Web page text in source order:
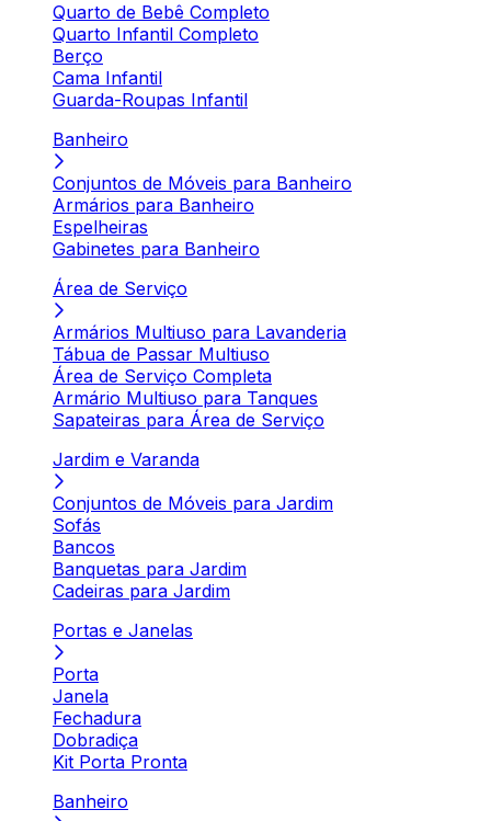
Quarto de Bebê Completo
Quarto Infantil Completo
Berço
Cama Infantil
Guarda-Roupas Infantil
Banheiro
Conjuntos de Móveis para Banheiro
Armários para Banheiro
Espelheiras
Gabinetes para Banheiro
Área de Serviço
Armários Multiuso para Lavanderia
Tábua de Passar Multiuso
Área de Serviço Completa
Armário Multiuso para Tanques
Sapateiras para Área de Serviço
Jardim e Varanda
Conjuntos de Móveis para Jardim
Sofás
Bancos
Banquetas para Jardim
Cadeiras para Jardim
Portas e Janelas
Porta
Janela
Fechadura
Dobradiça
Kit Porta Pronta
Banheiro